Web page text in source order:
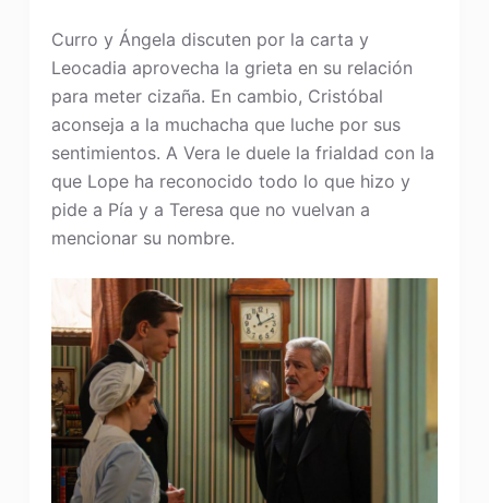
Curro y Ángela discuten por la carta y
Leocadia aprovecha la grieta en su relación
para meter cizaña. En cambio, Cristóbal
aconseja a la muchacha que luche por sus
sentimientos. A Vera le duele la frialdad con la
que Lope ha reconocido todo lo que hizo y
pide a Pía y a Teresa que no vuelvan a
mencionar su nombre.